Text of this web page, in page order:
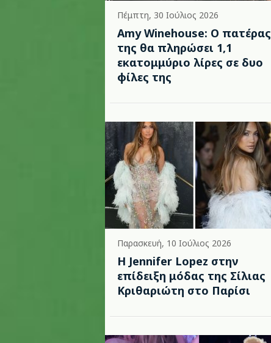
Πέμπτη, 30 Ιούλιος 2026
Amy Winehouse: Ο πατέρας
της θα πληρώσει 1,1
εκατομμύριο λίρες σε δυο
φίλες της
Παρασκευή, 10 Ιούλιος 2026
Η Jennifer Lopez στην
επίδειξη μόδας της Σίλιας
Κριθαριώτη στο Παρίσι